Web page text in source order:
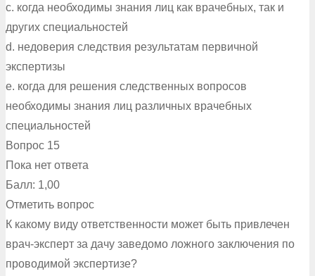
c. когда необходимы знания лиц как врачебных, так и
других специальностей
d. недоверия следствия результатам первичной
экспертизы
e. когда для решения следственных вопросов
необходимы знания лиц различных врачебных
специальностей
Вопрос 15
Пока нет ответа
Балл: 1,00
Отметить вопрос
К какому виду ответственности может быть привлечен
врач-эксперт за дачу заведомо ложного заключения по
проводимой экспертизе?